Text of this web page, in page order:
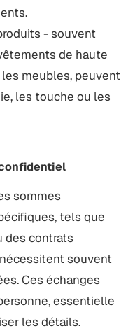
- souvent
de haute
meubles, peuvent
les touche ou les
sommes
tels que
des contrats
souvent
Ces échanges
essentielle
les détails.